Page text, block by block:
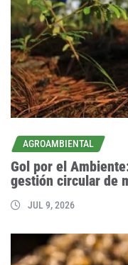
AGROAMBIENTAL
Gol por el
gestión circular de
JUL 9, 2026